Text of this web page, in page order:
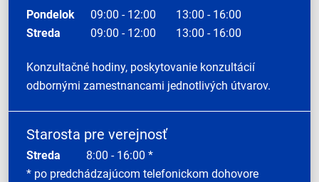
Pondelok 09:00 - 12:00
13:00 - 16:00
Streda
09:00 - 12:00 13:00 - 16:00
Konzultačné hodiny, poskytovanie konzultácií
odbornými zamestnancami jednotlivých útvarov.
Starosta pre verejnosť
Streda 8:00 - 16:00 *
* po predchádzajúcom telefonickom dohovore